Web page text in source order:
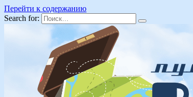
Перейти к содержанию
Search for: